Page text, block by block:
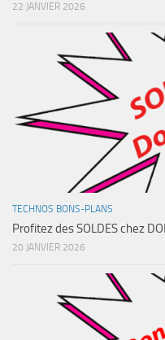
22 JANVIER 2026
TECHNOS BONS-PLANS
Profitez des SOLDES chez
20 JANVIER 2026